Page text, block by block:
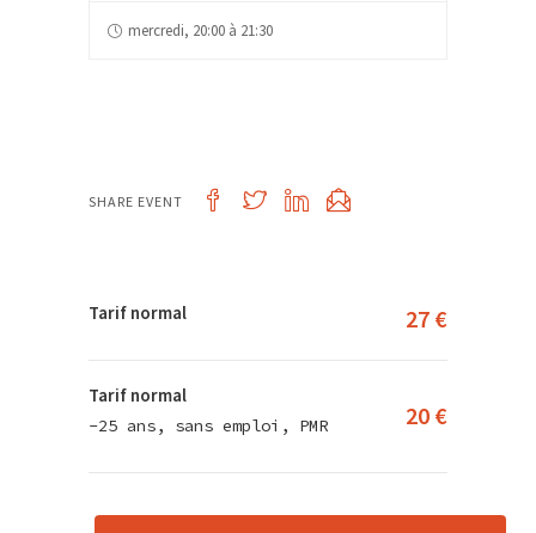
mercredi, 20:00 à 21:30
SHARE EVENT
Tarif normal 27 €
Tarif normal
-25 ans, sans emploi, PMR 20 €